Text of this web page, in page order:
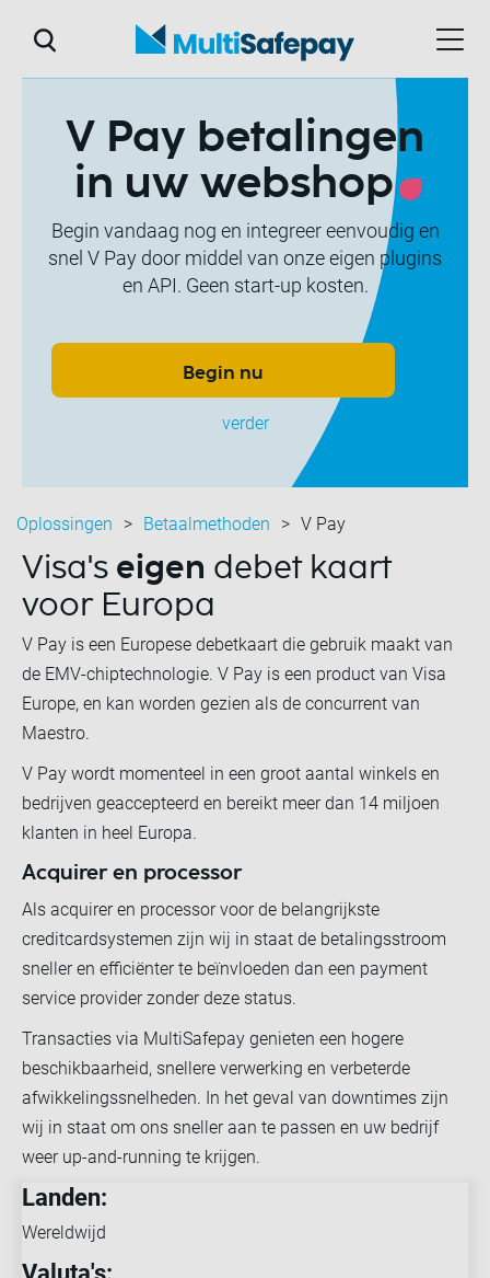
V Pay betalingen
in uw webshop
Begin vandaag nog en integreer eenvoudig en
snel V Pay door middel van onze eigen plugins
en API. Geen start-up kosten.
Begin nu
verder
Oplossingen Betaalmethoden V Pay
Visa's eigen debet kaart
voor Europa
V Pay is een Europese debetkaart die gebruik maakt van
de EMV-chiptechnologie. V Pay is een product van Visa
Europe, en kan worden gezien als de concurrent van
Maestro.
V Pay wordt momenteel in een groot aantal winkels en
bedrijven geaccepteerd en bereikt meer dan 14 miljoen
klanten in heel Europa.
Acquirer en processor
Als acquirer en processor voor de belangrijkste
creditcardsystemen zijn wij in staat de betalingsstroom
sneller en efficiënter te beïnvloeden dan een payment
service provider zonder deze status.
Transacties via MultiSafepay genieten een hogere
beschikbaarheid, snellere verwerking en verbeterde
afwikkelingssnelheden. In het geval van downtimes zijn
wij in staat om ons sneller aan te passen en uw bedrijf
weer up-and-running te krijgen.
Landen:
Wereldwijd